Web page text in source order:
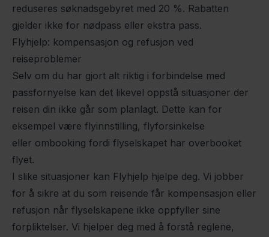
reduseres søknadsgebyret med 20 %. Rabatten
gjelder ikke for nødpass eller ekstra pass.
Flyhjelp: kompensasjon og refusjon ved
reiseproblemer
Selv om du har gjort alt riktig i forbindelse med
passfornyelse kan det likevel oppstå situasjoner der
reisen din ikke går som planlagt. Dette kan for
eksempel være flyinnstilling, flyforsinkelse
eller ombooking fordi flyselskapet har overbooket
flyet.
I slike situasjoner kan Flyhjelp hjelpe deg. Vi jobber
for å sikre at du som reisende får kompensasjon eller
refusjon når flyselskapene ikke oppfyller sine
forpliktelser. Vi hjelper deg med å forstå reglene,